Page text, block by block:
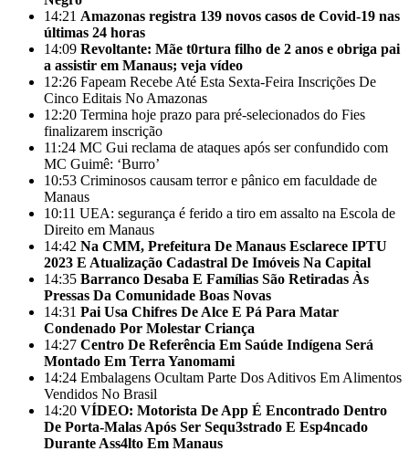
14:21 Amazonas registra 139 novos casos de Covid-19 nas
últimas 24 horas
14:09 Revoltante: Mãe t0rtura filho de 2 anos e obriga pai
a assistir em Manaus; veja vídeo
12:26 Fapeam Recebe Até Esta Sexta-Feira Inscrições De
Cinco Editais No Amazonas
12:20 Termina hoje prazo para pré-selecionados do Fies
finalizarem inscrição
11:24 MC Gui reclama de ataques após ser confundido com
MC Guimê: ‘Burro’
10:53 Criminosos causam terror e pânico em faculdade de
Manaus
10:11 UEA: segurança é ferido a tiro em assalto na Escola de
Direito em Manaus
14:42 Na CMM, Prefeitura De Manaus Esclarece IPTU
2023 E Atualização Cadastral De Imóveis Na Capital
14:35 Barranco Desaba E Famílias São Retiradas Às
Pressas Da Comunidade Boas Novas
14:31 Pai Usa Chifres De Alce E Pá Para Matar
Condenado Por Molestar Criança
14:27 Centro De Referência Em Saúde Indígena Será
Montado Em Terra Yanomami
14:24 Embalagens Ocultam Parte Dos Aditivos Em Alimentos
Vendidos No Brasil
14:20 VÍDEO: Motorista De App É Encontrado Dentro
De Porta-Malas Após Ser Sequ3strado E Esp4ncado
Durante Ass4lto Em Manaus